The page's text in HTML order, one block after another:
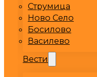
Струмица
Ново Село
Босилово
Василево
Вести